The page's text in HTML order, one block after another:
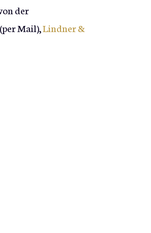
der
Mail),Lindner &